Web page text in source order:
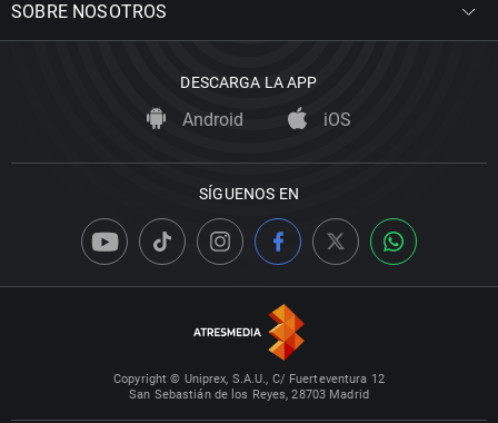
SOBRE NOSOTROS
DESCARGA LA APP
Android iOS
SÍGUENOS EN
Copyright © Uniprex, S.A.U., C/ Fuerteventura 12
San Sebastián de los Reyes, 28703 Madrid